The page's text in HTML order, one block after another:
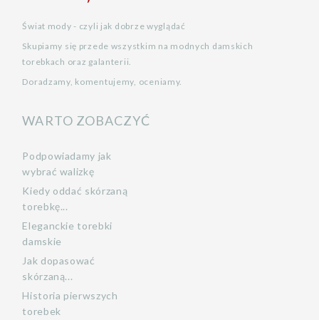
Świat mody - czyli jak dobrze wyglądać
Skupiamy się przede wszystkim na modnych damskich
torebkach oraz galanterii.
Doradzamy, komentujemy, oceniamy.
WARTO ZOBACZYĆ
Podpowiadamy jak
wybrać walizkę
Kiedy oddać skórzaną
torebkę...
Eleganckie torebki
damskie
Jak dopasować
skórzaną...
Historia pierwszych
torebek